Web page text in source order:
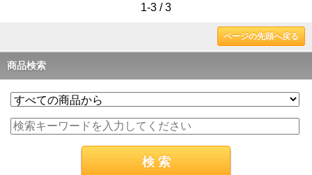
1-3 / 3
ページの先頭へ戻る
商品検索